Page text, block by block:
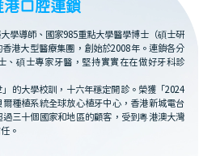
港口腔連鎖
學導師、國家985重點大學醫學博士（碩士研
港大型醫療集團，創始於2008年。連鎖各分
、碩士專家牙醫，堅持實實在在做好牙科診
的大學校訓，十六年穩定開診。榮獲「2024
種植系統全球放心植牙中心，香港新城電台
三十個國家和地區的顧客，受到粵港澳大灣
。